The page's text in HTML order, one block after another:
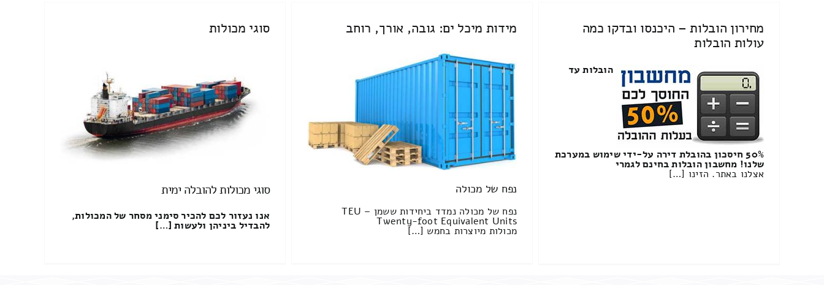
מחירון הובלות – היכנסו ובדקו כמה
עולות הובלות
הובלות עד
50% חיסכון בהובלת דירה על-ידי שימוש במערכת
שלנו! מחשבון הובלות בחינם לגמרי
אצלנו באתר. הזינו […]
מידות מיכל ים: גובה, אורך, רוחב
נפח של מכולה
נפח של מכולה נמדד ביחידות ששמן TEU –
Twenty-foot Equivalent Units
מכולות מיוצרות בחמש […]
סוגי מכולות
סוגי מכולות להובלה ימית
אנו נעזור לכם להכיר סימני מסחר של המכולות,
להבדיל ביניהן ולעשות […]